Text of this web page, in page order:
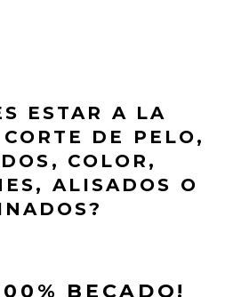
ESTAR A LA
DE PELO,
COLOR,
ALISADOS O
BECADO!